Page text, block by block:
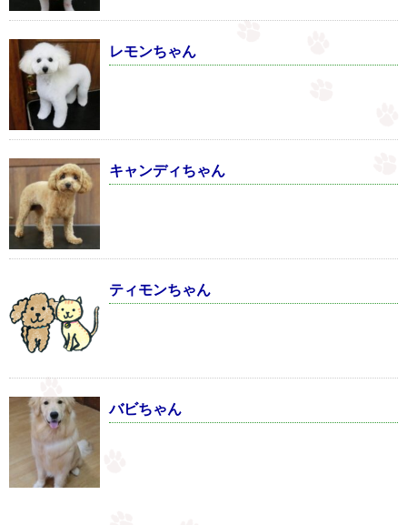
レモンちゃん
キャンディちゃん
ティモンちゃん
バビちゃん